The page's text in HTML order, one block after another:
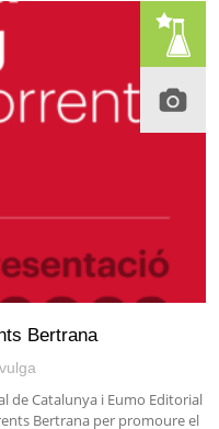
Bertrana
de Catalunya i Eumo Editorial
Bertrana per promoure el